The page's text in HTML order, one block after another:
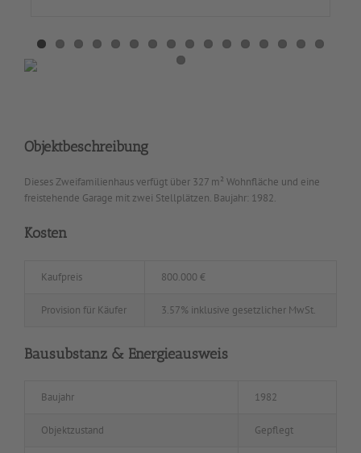
Objektbeschreibung
Dieses Zweifamilienhaus verfügt über 327 m² Wohnfläche und eine
freistehende Garage mit zwei Stellplätzen. Baujahr: 1982.
Kosten
Kaufpreis 800.000 €
Provision für Käufer 3.57% inklusive gesetzlicher MwSt.
Bausubstanz & Energieausweis
Baujahr 1982
Objektzustand Gepflegt